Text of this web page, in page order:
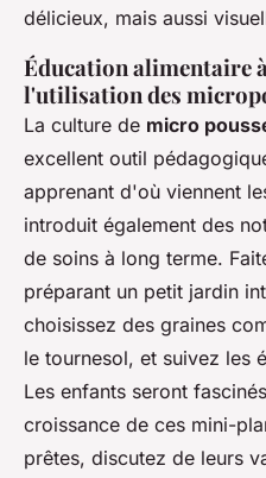
délicieux, mais aussi
Éducation alimentaire
l'utilisation des
La culture de micro
excellent outil
apprenant d'où viennent
introduit également des
de soins à long terme.
préparant un petit jardin
choisissez des graines
le tournesol, et suivez les
Les enfants seront
croissance de ces mini-
prêtes, discutez de leurs